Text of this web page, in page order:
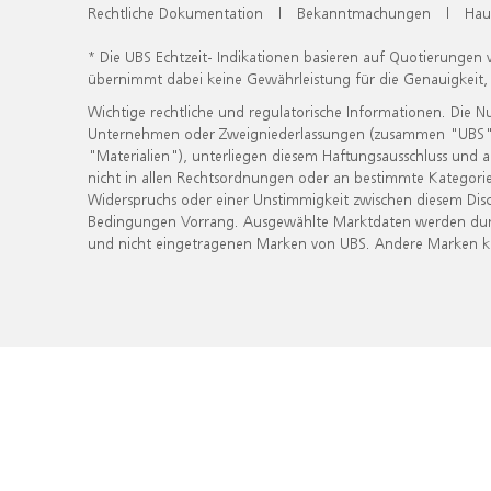
Rechtliche Dokumentation | Bekanntmachungen |
* Die UBS Echtzeit- Indikationen basieren auf
übernimmt dabei keine Gewährleistung für die
Wichtige rechtliche und regulatorische Informationen. Die
Unternehmen oder Zweigniederlassungen (zusammen
"Materialien"), unterliegen diesem Haftungsausschluss
nicht in allen Rechtsordnungen oder an bestimmte
Widerspruchs oder einer Unstimmigkeit zwischen diesem
Bedingungen Vorrang. Ausgewählte Marktdaten werden
und nicht eingetragenen Marken von UBS. Andere Marken